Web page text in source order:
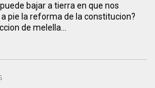
bajar a tierra en que nos
pie la reforma de la constitucion?
de melella...